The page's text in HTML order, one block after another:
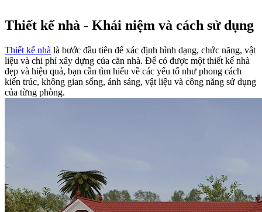
Thiết kế nhà - Khái niệm và cách sử dụng​
Thiết kế nhà là bước đầu tiên để xác định hình dạng, chức năng, vật
liệu và chi phí xây dựng của căn nhà. Để có được một thiết kế nhà
đẹp và hiệu quả, bạn cần tìm hiểu về các yếu tố như phong cách
kiến trúc, không gian sống, ánh sáng, vật liệu và công năng sử dụng
của từng phòng.